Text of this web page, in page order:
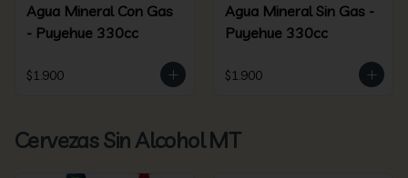
Agua Mineral Con Gas
- Puyehue 330cc
$1.900
Agua Mineral Sin Gas -
Puyehue 330cc
$1.900
Cervezas Sin Alcohol MT